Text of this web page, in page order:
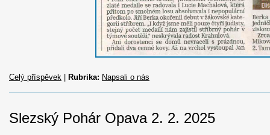
Celý příspěvek | Rubrika: Napsali o nás
Slezský Pohár Opava 2. 2. 2025